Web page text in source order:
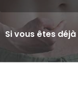
Si vous êtes